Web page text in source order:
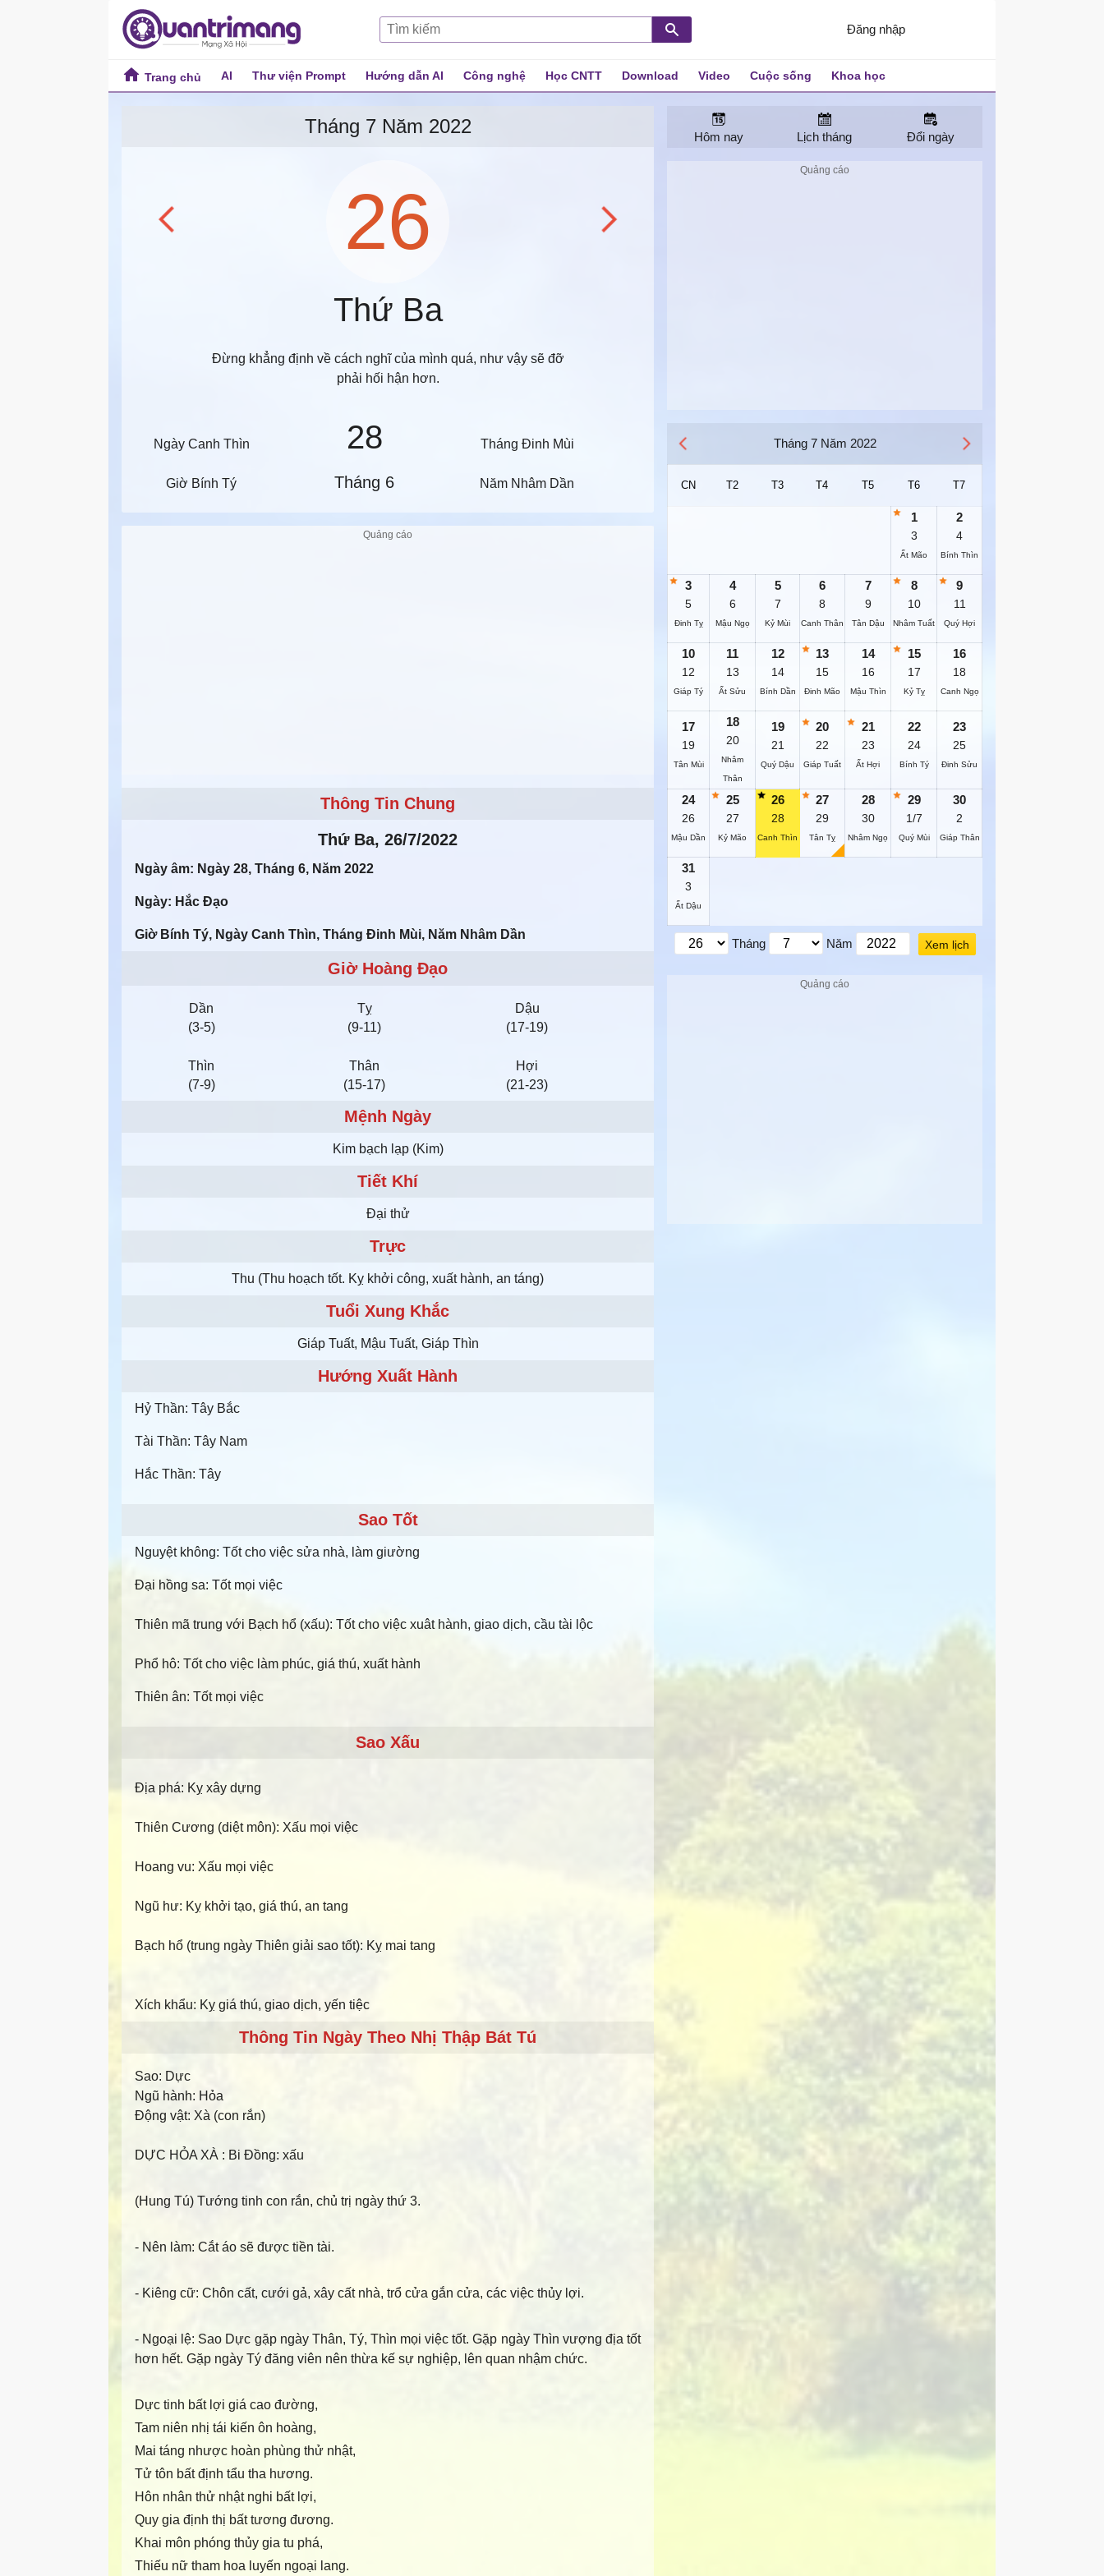
Đăng nhập
Trang chủ AI Thư viện Prompt Hướng dẫn AI Công nghệ Học CNTT Download Video Cuộc sống Khoa học
Hôm nay Lịch tháng Đổi ngày
Tháng 7 Năm 2022
26
Thứ Ba
Đừng khẳng định về cách nghĩ của mình quá, như vậy sẽ đỡ
phải hối hận hơn.
Ngày Canh Thìn 28 Tháng Đinh Mùi
Giờ Bính Tý Tháng 6 Năm Nhâm Dần
Thông Tin Chung
Thứ Ba, 26/7/2022
Ngày âm: Ngày 28, Tháng 6, Năm 2022
Ngày: Hắc Đạo
Giờ Bính Tý, Ngày Canh Thìn, Tháng Đinh Mùi, Năm Nhâm Dần
Giờ Hoàng Đạo
Dần
(3-5)
Tỵ
(9-11)
Dậu
(17-19)
Thìn
(7-9)
Thân
(15-17)
Hợi
(21-23)
Mệnh Ngày
Kim bạch lạp (Kim)
Tiết Khí
Đại thử
Trực
Thu (Thu hoạch tốt. Kỵ khởi công, xuất hành, an táng)
Tuổi Xung Khắc
Giáp Tuất, Mậu Tuất, Giáp Thìn
Hướng Xuất Hành
Hỷ Thần: Tây Bắc
Tài Thần: Tây Nam
Hắc Thần: Tây
Sao Tốt
Nguyệt không: Tốt cho việc sửa nhà, làm giường
Đại hồng sa: Tốt mọi việc
Thiên mã trung với Bạch hổ (xấu): Tốt cho việc xuât hành, giao dịch, cầu tài lộc
Phổ hô: Tốt cho việc làm phúc, giá thú, xuất hành
Thiên ân: Tốt mọi việc
Sao Xấu
Địa phá: Kỵ xây dựng
Thiên Cương (diệt môn): Xấu mọi việc
Hoang vu: Xấu mọi việc
Ngũ hư: Kỵ khởi tạo, giá thú, an tang
Bạch hổ (trung ngày Thiên giải sao tốt): Kỵ mai tang
Xích khẩu: Kỵ giá thú, giao dịch, yến tiệc
Thông Tin Ngày Theo Nhị Thập Bát Tú
Sao: Dực
Ngũ hành: Hỏa
Động vật: Xà (con rắn)
DỰC HỎA XÀ : Bi Đồng: xấu
(Hung Tú) Tướng tinh con rắn, chủ trị ngày thứ 3.
- Nên làm: Cắt áo sẽ được tiền tài.
- Kiêng cữ: Chôn cất, cưới gả, xây cất nhà, trổ cửa gắn cửa, các việc thủy lợi.
- Ngoại lệ: Sao Dực gặp ngày Thân, Tý, Thìn mọi việc tốt. Gặp ngày Thìn vượng địa tốt
hơn hết. Gặp ngày Tý đăng viên nên thừa kế sự nghiệp, lên quan nhậm chức.
Dực tinh bất lợi giá cao đường,
Tam niên nhị tái kiến ôn hoàng,
Mai táng nhược hoàn phùng thử nhật,
Tử tôn bất định tẩu tha hương.
Hôn nhân thử nhật nghi bất lợi,
Quy gia định thị bất tương đương.
Khai môn phóng thủy gia tu phá,
Thiếu nữ tham hoa luyến ngoại lang.
Tháng 7 Năm 2022
CN T2 T3 T4 T5 T6 T7
1
3
Ất Mão
2
4
Bính Thìn
3
5
Đinh Tỵ
4
6
Mậu Ngọ
5
7
Kỷ Mùi
6
8
Canh Thân
7
9
Tân Dậu
8
10
Nhâm Tuất
9
11
Quý Hợi
10
12
Giáp Tý
11
13
Ất Sửu
12
14
Bính Dần
13
15
Đinh Mão
14
16
Mậu Thìn
15
17
Kỷ Tỵ
16
18
Canh Ngọ
17
19
Tân Mùi
18
20
Nhâm
Thân
19
21
Quý Dậu
20
22
Giáp Tuất
21
23
Ất Hợi
22
24
Bính Tý
23
25
Đinh Sửu
24
26
Mậu Dần
25
27
Kỷ Mão
26
28
Canh Thìn
27
29
Tân Tỵ
28
30
Nhâm Ngọ
29
1/7
Quý Mùi
30
2
Giáp Thân
31
3
Ất Dậu
Tháng Năm Xem lịch